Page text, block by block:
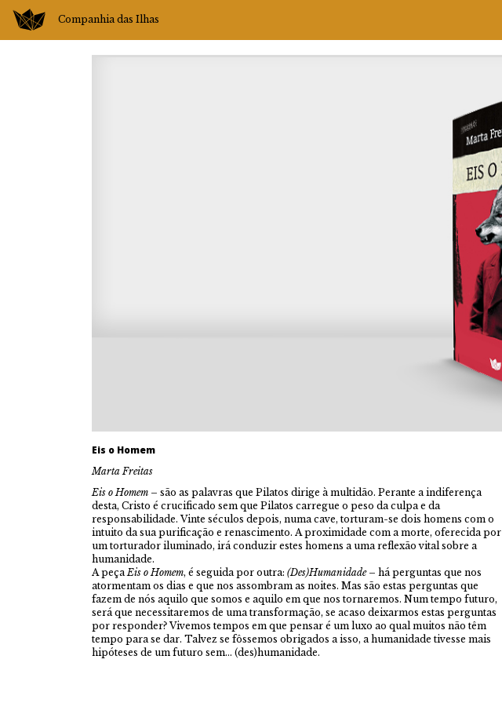
Companhia das Ilhas
Eis o Homem
Marta Freitas
Eis o Homem – são as palavras que Pilatos dirige à multidão. Perante a indiferença
desta, Cristo é crucificado sem que Pilatos carregue o peso da culpa e da
responsabilidade. Vinte séculos depois, numa cave, torturam-se dois homens com o
intuito da sua purificação e renascimento. A proximidade com a morte, oferecida por
um torturador iluminado, irá conduzir estes homens a uma reflexão vital sobre a
humanidade.
A peçaEis o Homem, é seguida por outra: (Des)Humanidade– há perguntas que nos
atormentam os dias e que nos assombram as noites. Mas são estas perguntas que
fazem de nós aquilo que somos e aquilo em que nos tornaremos. Num tempo futuro,
será que necessitaremos de uma transformação, se acaso deixarmos estas perguntas
por responder? Vivemos tempos em que pensar é um luxo ao qual muitos não têm
tempo para se dar. Talvez se fôssemos obrigados a isso, a humanidade tivesse mais
hipóteses de um futuro sem… (des)humanidade.